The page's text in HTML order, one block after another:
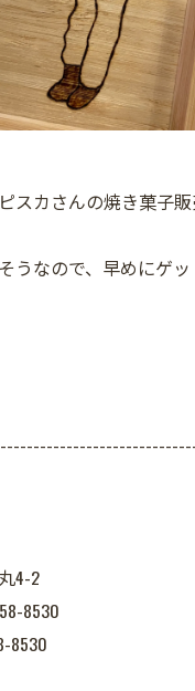
スカさんの焼き菓子販
うなので、早めにゲ
4-2
8530
8530